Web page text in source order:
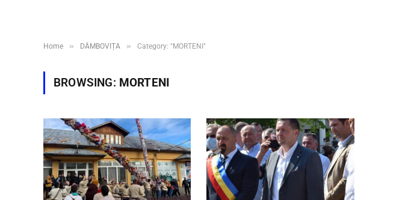
Home » DÂMBOVIȚA » Category: "MORTENI"
BROWSING: MORTENI